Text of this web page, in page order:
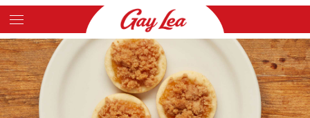
Skip
to
main
content
Main
Content